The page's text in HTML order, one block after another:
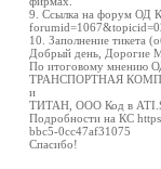
9. Ссылка на форум ОД
10. Заполнение тикета
Добрый день, Дорогие
По итоговому мнению
ТРАНСПОРТНАЯ
и
ТИТАН, ООО Код в
Подробности на КС
bbc5-0cc47af31075
Спасибо!